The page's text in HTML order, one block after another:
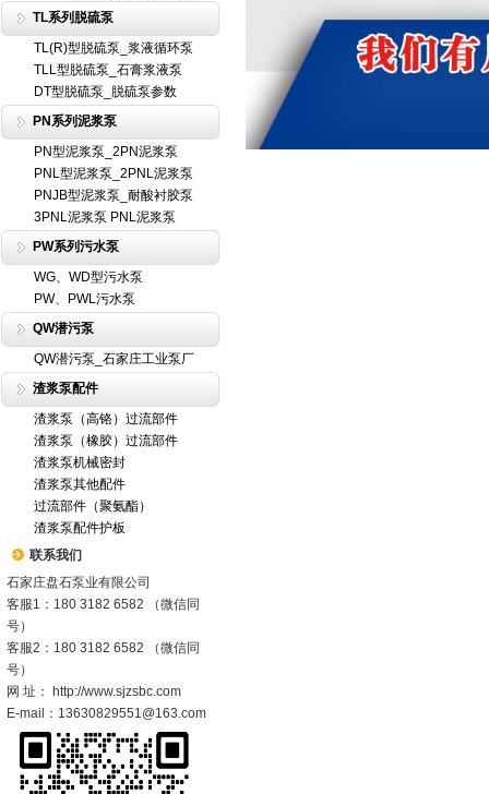
TL系列脱硫泵
TL(R)型脱硫泵_浆液循环泵
TLL型脱硫泵_石膏浆液泵
DT型脱硫泵_脱硫泵参数
PN系列泥浆泵
PN型泥浆泵_2PN泥浆泵
PNL型泥浆泵_2PNL泥浆泵
PNJB型泥浆泵_耐酸衬胶泵
3PNL泥浆泵 PNL泥浆泵
PW系列污水泵
WG、WD型污水泵
PW、PWL污水泵
QW潜污泵
QW潜污泵_石家庄工业泵厂
渣浆泵配件
渣浆泵（高铬）过流部件
渣浆泵（橡胶）过流部件
渣浆泵机械密封
渣浆泵其他配件
过流部件（聚氨酯）
渣浆泵配件护板
联系我们
石家庄盘石泵业有限公司
客服1：180 3182 6582 （微信同
号）
客服2：180 3182 6582 （微信同
号）
网 址： http://www.sjzsbc.com
E-mail：13630829551@163.com